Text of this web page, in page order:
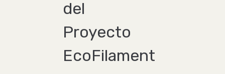
del
Proyecto
EcoFilament